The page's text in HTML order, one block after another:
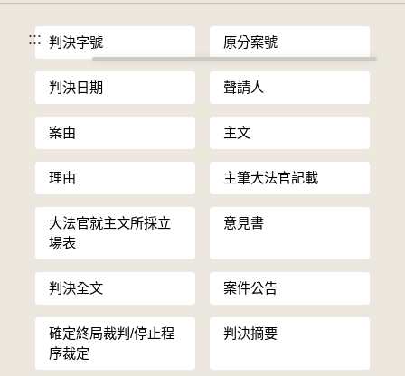
::: 判決字號 原分案號
判決日期 聲請人
案由 主文
理由 主筆大法官記載
大法官就主文所採立
場表
意見書
判決全文 案件公告
確定終局裁判/停止程
序裁定
判決摘要